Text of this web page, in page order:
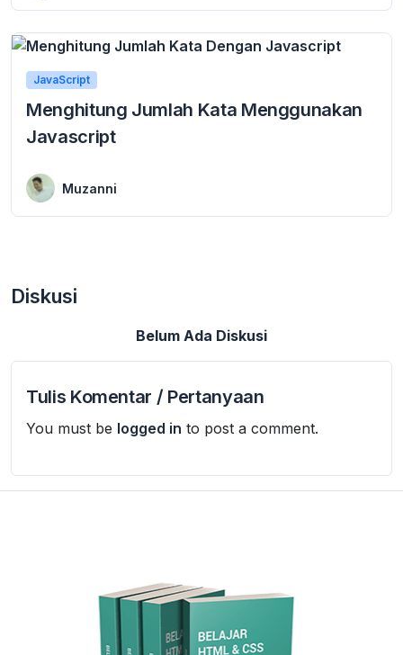
JavaScript
Menghitung Jumlah Kata Menggunakan
Javascript
Muzanni
Diskusi
Belum Ada Diskusi
Tulis Komentar / Pertanyaan
You must be logged in to post a comment.